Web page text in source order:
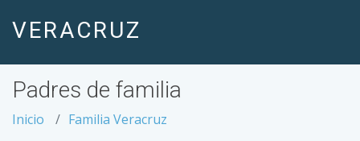
VERACRUZ
Padres de familia
Inicio Familia Veracruz